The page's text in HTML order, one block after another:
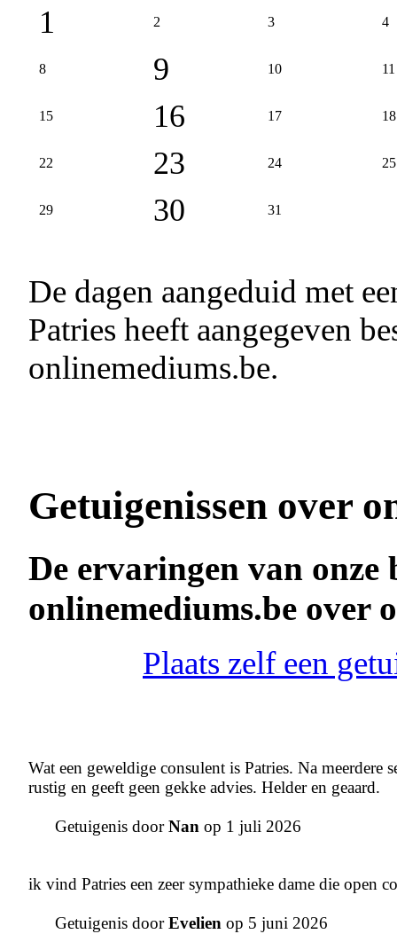
1 2 3 4
8 9 10 11
15 16 17 18
22 23 24 25
29 30 31
De dagen aangeduid met
Patries heeft aangegeven
onlinemediums.be.
Getuigenissen over
De ervaringen van onze
onlinemediums.be over
Plaats zelf een
Wat een geweldige consulent is Patries. Na
rustig en geeft geen gekke advies. Helder en geaard.
Getuigenis doorNan op 1 juli 2026
ik vind Patries een zeer sympathieke dame die open
Getuigenis doorEvelien op 5 juni 2026